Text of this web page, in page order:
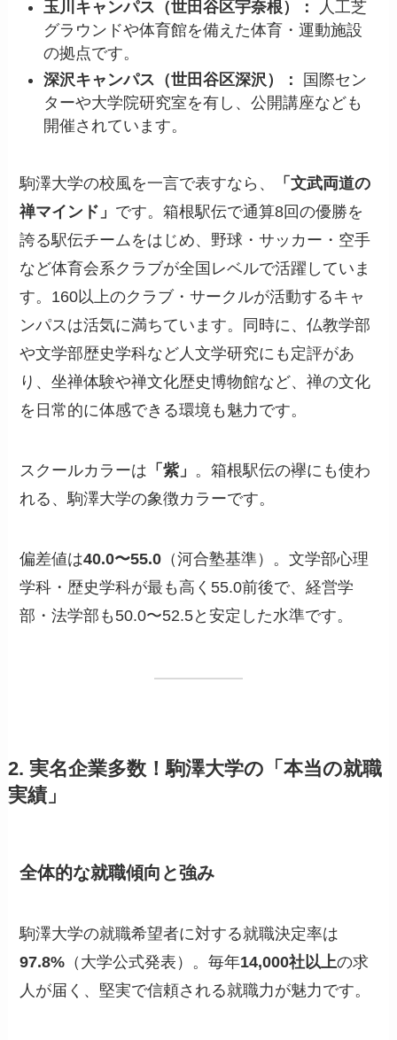
玉川キャンパス（世田谷区宇奈根）：
人工芝
グラウンドや体育館を備えた体育・運動施設
の拠点です。
深沢キャンパス（世田谷区深沢）：
国際セン
ターや大学院研究室を有し、公開講座なども
開催されています。
駒澤大学の校風を一言で表すなら、
「文武両道の
禅マインド」 です。箱根駅伝で通算8回の優勝を
誇る駅伝チームをはじめ、野球・サッカー・空手
など体育会系クラブが全国レベルで活躍していま
す。160以上のクラブ・サークルが活動するキャ
ンパスは活気に満ちています。同時に、仏教学部
や文学部歴史学科など人文学研究にも定評があ
り、坐禅体験や禅文化歴史博物館など、禅の文化
を日常的に体感できる環境も魅力です。
スクールカラーは 「紫」 。箱根駅伝の襷にも使わ
れる、駒澤大学の象徴カラーです。
偏差値は40.0〜55.0 （河合塾基準）。文学部心理
学科・歴史学科が最も高く55.0前後で、経営学
部・法学部も50.0〜52.5と安定した水準です。
2. 実名企業多数！駒澤大学の「本当の就職
実績」
全体的な就職傾向と強み
駒澤大学の就職希望者に対する就職決定率は
97.8% （大学公式発表）。毎年14,000社以上の求
人が届く、堅実で信頼される就職力が魅力です。